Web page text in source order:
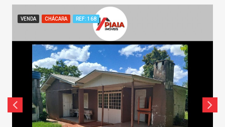
VENDA CHÁCARA REF: 168